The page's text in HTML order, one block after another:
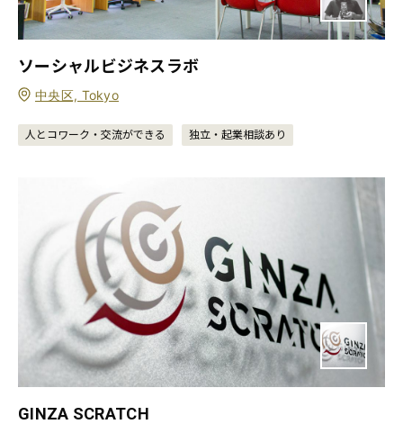
ソーシャルビジネスラボ
中央区, Tokyo
人とコワーク・交流ができる 独立・起業相談あり
GINZA SCRATCH